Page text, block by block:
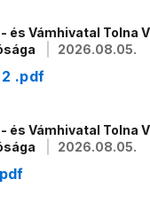
és Vámhivatal Tolna
2026.08.05.
.pdf
és Vámhivatal Tolna
2026.08.05.